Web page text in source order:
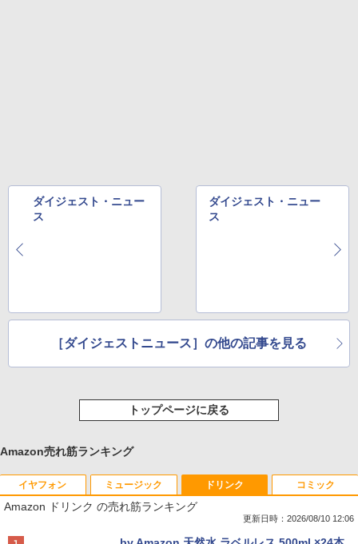
ダイジェスト・ニュー
ス
ダイジェスト・ニュー
ス
［ダイジェストニュース］の他の記事を見る
トップページに戻る
Amazon売れ筋ランキング
イヤフォン ミュージック ドリンク
Amazon ドリンク の売れ筋ランキング
更新日時：2026/08/10 12:06
コミック